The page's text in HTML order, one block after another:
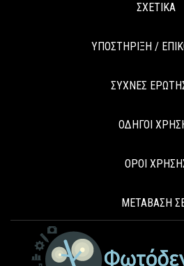
ΣΧΕΤΙΚΑ
ΥΠΟΣΤΗΡΙΞΗ /
ΣΥΧΝΕΣ
ΟΔΗΓΟΙ
ΟΡΟΙ
ΜΕΤΑΒΑΣΗ